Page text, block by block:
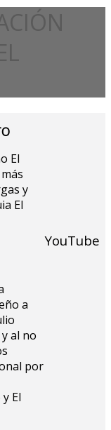
El
y
El
a
al no
por
El
YouTube